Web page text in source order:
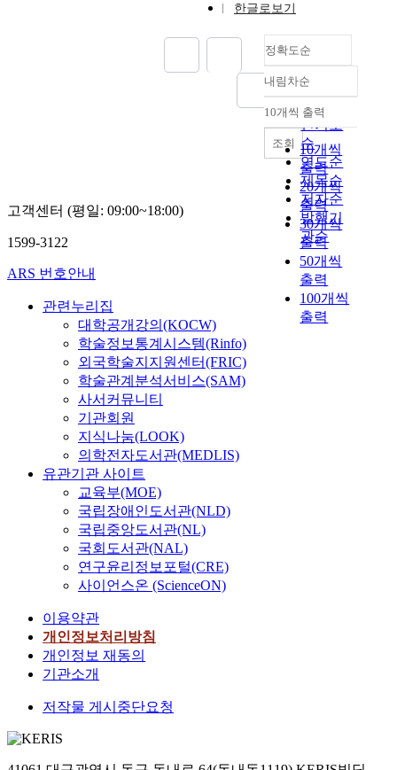
한글로보기
정확도순
정확도
순
인기도
순
연도순
제목순
저자순
발행기
관순
내림차순
내림차순
10개씩 출력
10개씩
출력
20개씩
출력
30개씩
출력
50개씩
출력
100개씩
출력
조회
고객센터 (평일: 09:00~18:00)
1599-3122
ARS 번호안내
관련누리집
대학공개강의(KOCW)
학술정보통계시스템(Rinfo)
외국학술지지원센터(FRIC)
학술관계분석서비스(SAM)
사서커뮤니티
기관회원
지식나눔(LOOK)
의학전자도서관(MEDLIS)
유관기관 사이트
교육부(MOE)
국립장애인도서관(NLD)
국립중앙도서관(NL)
국회도서관(NAL)
연구윤리정보포털(CRE)
사이언스온 (ScienceON)
이용약관
개인정보처리방침
개인정보 재동의
기관소개
저작물 게시중단요청